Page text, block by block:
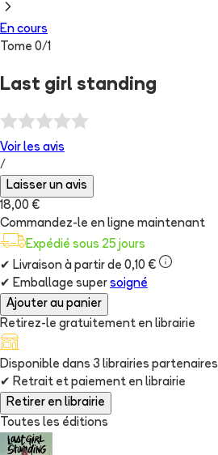
En cours
Tome 0/1
Last girl standing
Voir les avis
/
Laisser un avis
18,00 €
Commandez-le en ligne maintenant
Expédié sous 25 jours
✔ Livraison à partir de 0,10 €
✔ Emballage super soigné
Ajouter au panier
Retirez-le gratuitement en librairie
Disponible dans 3 librairies partenaires
✔ Retrait et paiement en librairie
Retirer en librairie
Toutes les éditions